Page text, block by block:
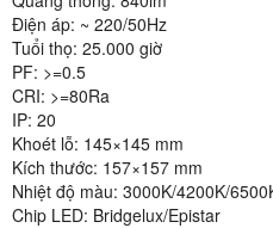
Điện áp: ~ 220/50Hz
Tuổi thọ: 25.000 giờ
PF: >=0.5
CRI: >=80Ra
IP: 20
Khoét lỗ: 145×145 mm
Kích thước: 157×157 mm
Nhiệt độ màu: 3000K/4200K/
Chip LED: Bridgelux/Epistar